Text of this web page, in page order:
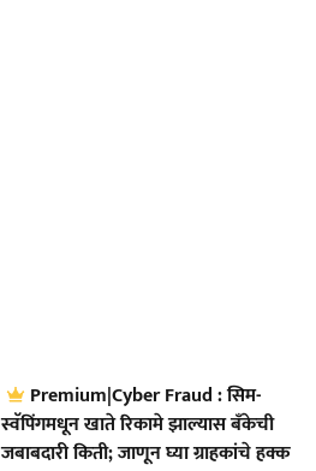
Premium|Cyber Fraud : सिम-
स्वॅपिंगमधून खाते रिकामे झाल्यास बँकेची
जबाबदारी किती; जाणून घ्या ग्राहकांचे हक्क